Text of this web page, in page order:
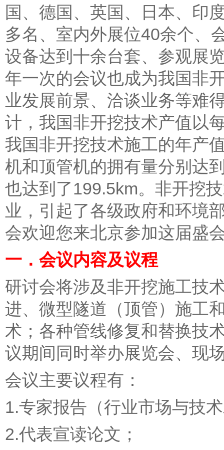
国、德国、英国、日本、印
多名、室内外展位40余个、
设备达到十余台套、参观展
年一次的会议也成为我国非
业发展前景、洽谈业务等难
计，我国非开挖技术产值以
我国非开挖技术施工的年产
机和顶管机的拥有量分别达
也达到了199.5km。非开挖
业，引起了各级政府和环境
会欢迎您来北京参加这届盛
一．会议内容及议程
研讨会将涉及非开挖施工技
进、微型隧道（顶管）施工
术；各种管线修复和替换技
议期间同时举办展览会、现
会议主要议程有：
1.专家报告（行业市场与技
2.代表宣读论文；